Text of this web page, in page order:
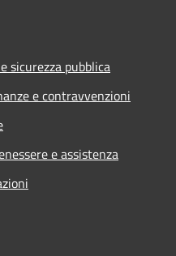
sicurezza pubblica
e contravvenzioni
e assistenza